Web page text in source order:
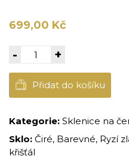
699,00 Kč
- +
Přidat do košíku
Kategorie: Sklenice na
Sklo: Čiré, Barevné, Ryzí
křišťál